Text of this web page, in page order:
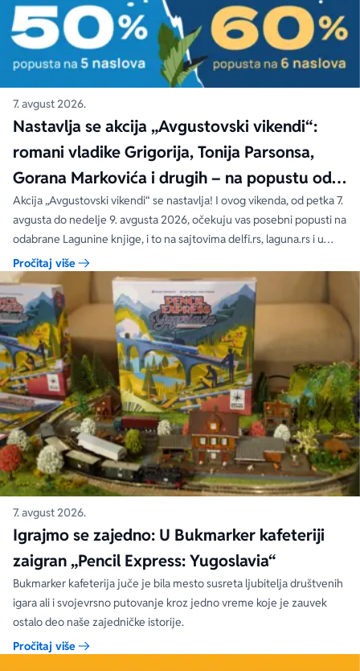
7. avgust 2026.
Nastavlja se akcija „Avgustovski vikendi“:
romani vladike Grigorija, Tonija Parsonsa,
Gorana Markovića i drugih – na popustu od
čak 40, 50 i 60%
Akcija „Avgustovski vikendi“ se nastavlja! I ovog vikenda, od petka 7.
avgusta do nedelje 9. avgusta 2026, očekuju vas posebni popusti na
odabrane Lagunine knjige, i to na sajtovima delfi.rs, laguna.rs i u
svim Delfi knjižarama.
Pročitaj više
7. avgust 2026.
Igrajmo se zajedno: U Bukmarker kafeteriji
zaigran „Pencil Express: Yugoslavia“
Bukmarker kafeterija juče je bila mesto susreta ljubitelja društvenih
igara ali i svojevrsno putovanje kroz jedno vreme koje je zauvek
ostalo deo naše zajedničke istorije.
Pročitaj više